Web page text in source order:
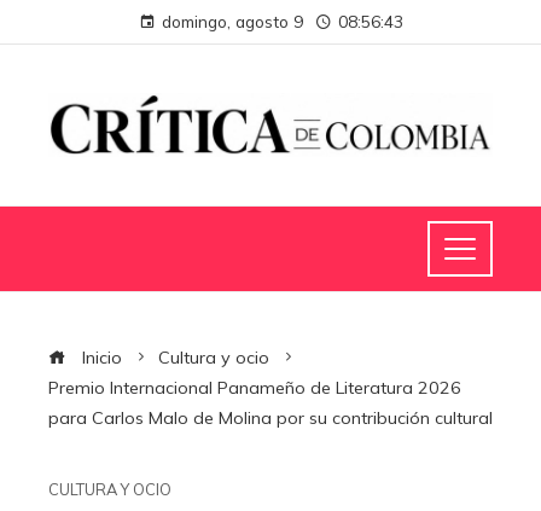
domingo, agosto 9 08:56:43
Inicio
Cultura y ocio
Premio Internacional Panameño de Literatura 2026
para Carlos Malo de Molina por su contribución cultural
CULTURA Y OCIO